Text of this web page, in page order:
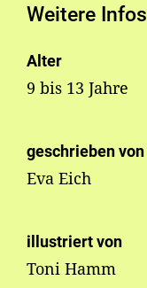
Weitere Infos
Alter
9 bis 13 Jahre
geschrieben von
Eva Eich
illustriert von
Toni Hamm